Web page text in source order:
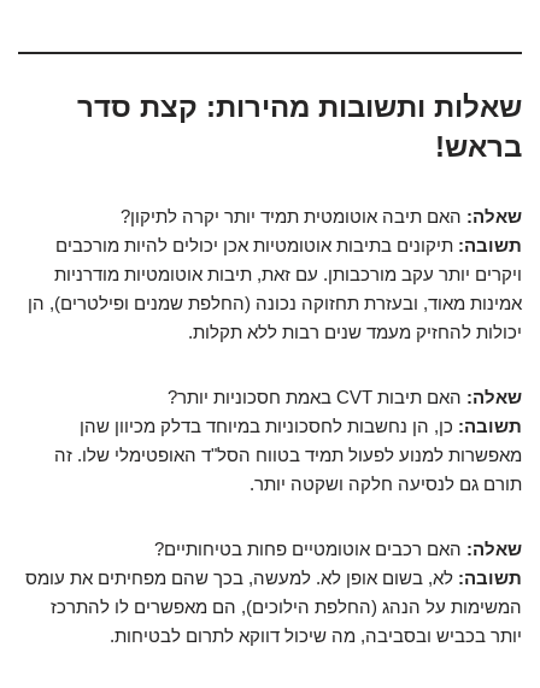
שאלות ותשובות מהירות: קצת סדר
בראש!
שאלה: האם תיבה אוטומטית תמיד יותר יקרה לתיקון?
תשובה: תיקונים בתיבות אוטומטיות אכן יכולים להיות מורכבים
ויקרים יותר עקב מורכבותן. עם זאת, תיבות אוטומטיות מודרניות
אמינות מאוד, ובעזרת תחזוקה נכונה (החלפת שמנים ופילטרים), הן
יכולות להחזיק מעמד שנים רבות ללא תקלות.
שאלה: האם תיבות CVT באמת חסכוניות יותר?
תשובה: כן, הן נחשבות לחסכוניות במיוחד בדלק מכיוון שהן
מאפשרות למנוע לפעול תמיד בטווח הסל"ד האופטימלי שלו. זה
תורם גם לנסיעה חלקה ושקטה יותר.
שאלה: האם רכבים אוטומטיים פחות בטיחותיים?
תשובה: לא, בשום אופן לא. למעשה, בכך שהם מפחיתים את עומס
המשימות על הנהג (החלפת הילוכים), הם מאפשרים לו להתרכז
יותר בכביש ובסביבה, מה שיכול דווקא לתרום לבטיחות.